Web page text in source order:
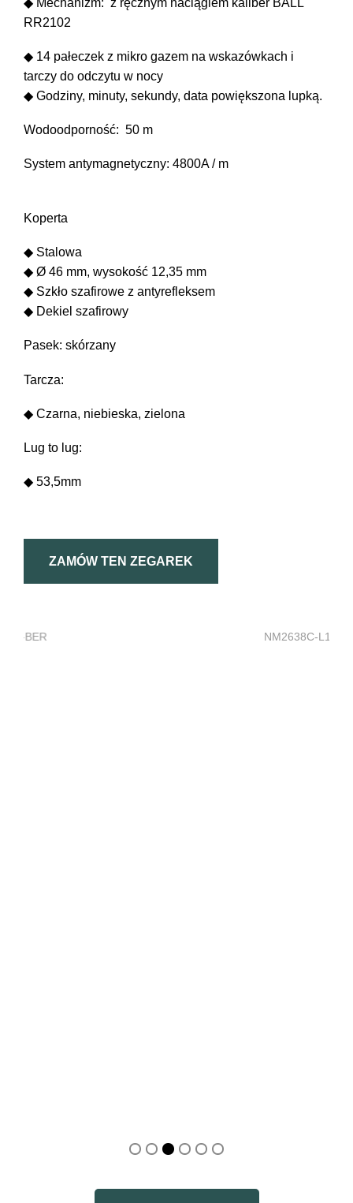
RR2102
◆ 14 pałeczek z mikro gazem na wskazówkach i
tarczy do odczytu w nocy
◆ Godziny, minuty, sekundy, data powiększona lupką.
Wodoodporność: 50 m
System antymagnetyczny: 4800A / m
Koperta
◆ Stalowa
◆ Ø 46 mm, wysokość 12,35 mm
◆ Szkło szafirowe z antyrefleksem
◆ Dekiel szafirowy
Pasek: skórzany
Tarcza:
◆ Czarna, niebieska, zielona
Lug to lug:
◆ 53,5mm
ZAMÓW TEN ZEGAREK
Trainmaster
Roadmaster
Oficjalne Zegarki Kolejowe